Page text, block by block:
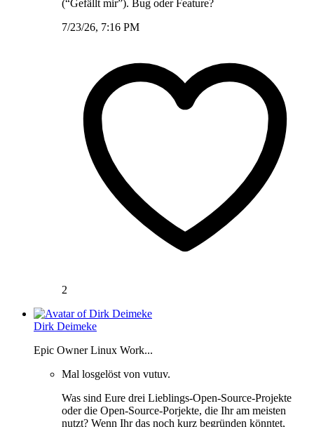
(“Gefällt mir”). Bug oder Feature?
7/23/26, 7:16 PM
2
Dirk Deimeke
Epic Owner Linux Work...
Mal losgelöst von vutuv.
Was sind Eure drei Lieblings-Open-Source-Projekte
oder die Open-Source-Porjekte, die Ihr am meisten
nutzt? Wenn Ihr das noch kurz begründen könntet,